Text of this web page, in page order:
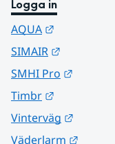
Logga in
AQUA
SIMAIR
SMHI Pro
Timbr
Vinterväg
Väderlarm